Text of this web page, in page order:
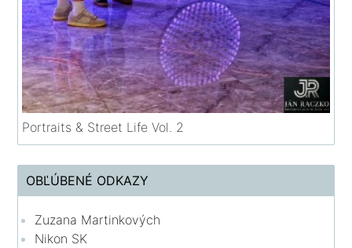
Portraits & Street Life Vol. 2
OBĽÚBENÉ ODKAZY
Zuzana Martinkových
Nikon SK